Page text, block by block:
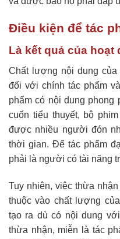
Điều kiện để tác
Là kết quả của hoạt
Chất lượng nội dung của
đối với chính tác phẩm
phẩm có nội dung
cuốn tiểu thuyết, bộ
được nhiều người đón
thời gian. Để tác phẩm
phải là người có tài năng
Tuy nhiên, việc thừa
thuộc vào chất lượng
tạo ra dù có nội dung
thừa nhận, miễn là tác